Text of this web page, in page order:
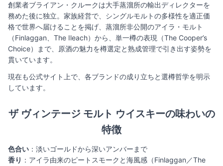
創業者ブライアン・クルークは大手蒸溜所の輸出ディレクターを
務めた後に独立。家族経営で、シングルモルトの多様性を適正価
格で世界へ届けることを掲げ、蒸溜所非公開のアイラ・モルト
（Finlaggan、The Ileach）から、単一樽の表現（The Cooper’s
Choice）まで、原酒の魅力を樽選定と熟成管理で引き出す姿勢を
貫いています。
現在も公式サイト上で、各ブランドの成り立ちと選樽哲学を明示
しています。
ザ ヴィンテージ モルト ウイスキーの味わいの
特徴
色合い ：淡いゴールドから深いアンバーまで
香り ：アイラ由来のピートスモークと海風感（Finlaggan／The